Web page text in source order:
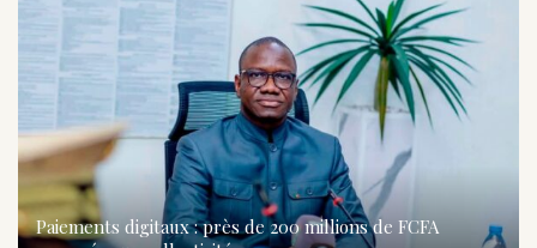
Paiements digitaux : près de 200 millions de FCFA